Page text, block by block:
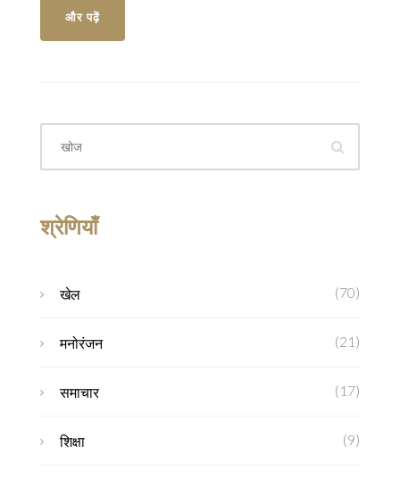
और पढ़ें
श्रेणियाँ
खेल (70)
मनोरंजन (21)
समाचार (17)
शिक्षा (9)